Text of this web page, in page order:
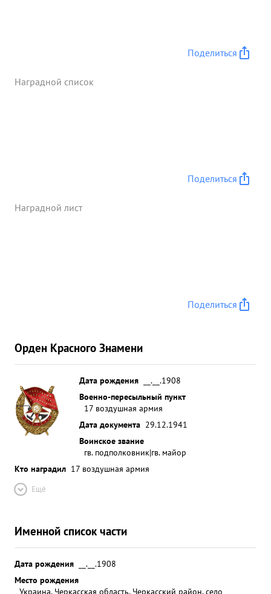
Поделиться
Наградной список
Поделиться
Наградной лист
Поделиться
Орден Красного Знамени
Дата рождения
__.__.1908
Военно-пересыльный пункт
17 воздушная армия
Дата документа 29.12.1941
Воинское звание
гв. подполковник|гв. майор
Кто наградил 17 воздушная армия
Ещё
Именной список части
Дата рождения
__.__.1908
Место рождения
Украина, Черкасская область, Черкасский район, село